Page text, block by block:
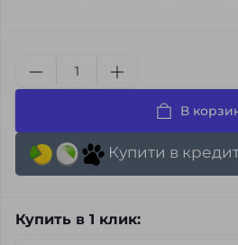
В
Купити в
Купить в 1 клик: